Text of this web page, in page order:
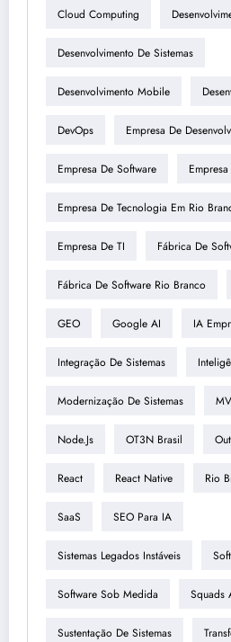
Cloud Computing
Desenvolvimento De Sistemas
Desenvolvimento Mobile
DevOps Empresa De
Empresa De Software
Empresa De Tecnologia Em Rio
Empresa De TI Fábrica De
Fábrica De Software Rio Branco
GEO Google AI IA
Integração De Sistemas
Modernização De Sistemas
Node.js OT3N Brasil
React React Native Rio
SaaS SEO Para IA
Sistemas Legados Instáveis
Software Sob Medida Squads
Sustentação De Sistemas